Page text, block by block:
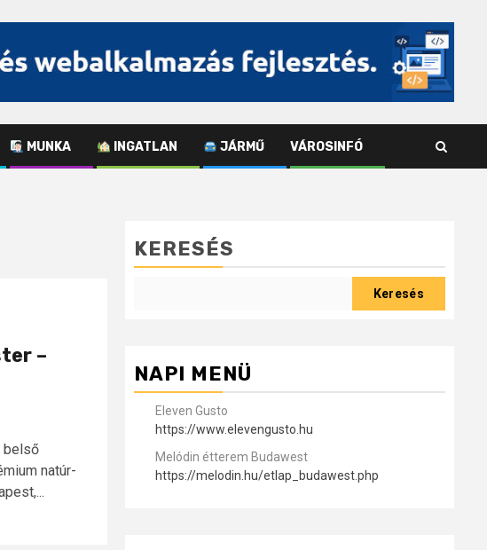
MUNKA INGATLAN JÁRMŰ VÁROSINFÓ
–
belső
natúr-
KERESÉS
Keresés
NAPI MENÜ
Eleven Gusto
https://www.elevengusto.hu
Melódin étterem Budawest
https://melodin.hu/etlap_budawest.php